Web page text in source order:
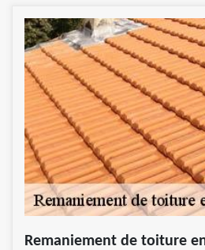
Remaniement de toiture